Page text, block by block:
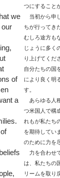
we
our
of
a
つにすること
当初から申
ちが行ってき
むしろ途方も
じょうに多く
り上げてくだ
自分たちの国
により良く明
す。
あらゆる人
つ米国人で構
れもが私たち
を期待してい
のために力を
力を合わせ
は、私たちの
リームを取り